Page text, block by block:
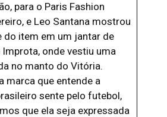
para o Paris Fashion
e Leo Santana mostrou
do item em um jantar de
onde vestiu uma
no manto do Vitória.
marca que entende a
sente pelo futebol,
que ela seja expressada